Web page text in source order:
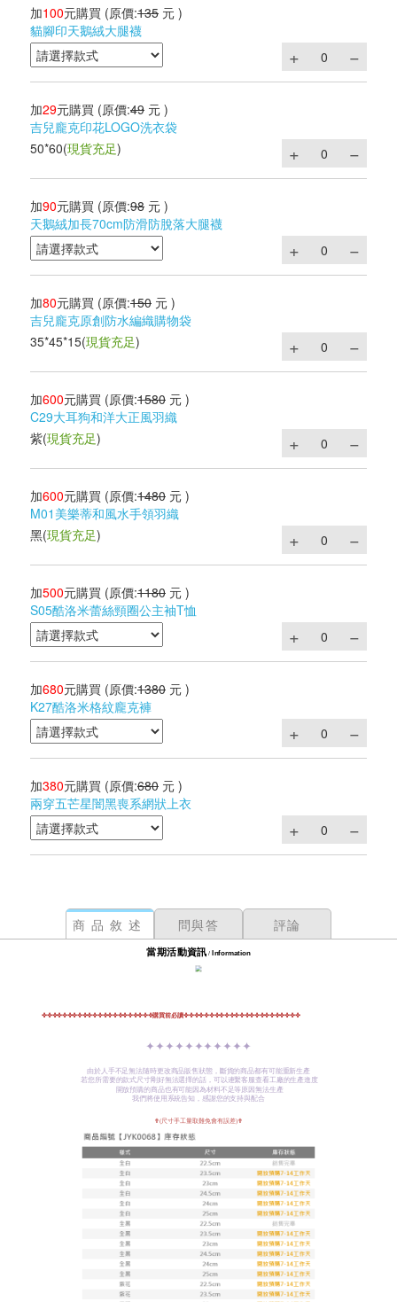
加100元購買 (原價:135 元 )
貓腳印天鵝絨大腿襪
加29元購買 (原價:49 元 )
吉兒龐克印花LOGO洗衣袋
50*60(現貨充足)
加90元購買 (原價:98 元 )
天鵝絨加長70cm防滑防脫落大腿襪
加80元購買 (原價:150 元 )
吉兒龐克原創防水編織購物袋
35*45*15(現貨充足)
加600元購買 (原價:1580 元 )
C29大耳狗和洋大正風羽織
紫(現貨充足)
加600元購買 (原價:1480 元 )
M01美樂蒂和風水手領羽織
黑(現貨充足)
加500元購買 (原價:1180 元 )
S05酷洛米蕾絲頸圈公主袖T恤
加680元購買 (原價:1380 元 )
K27酷洛米格紋龐克褲
加380元購買 (原價:680 元 )
兩穿五芒星闇黑喪系網狀上衣
商品敘述 問與答 評論